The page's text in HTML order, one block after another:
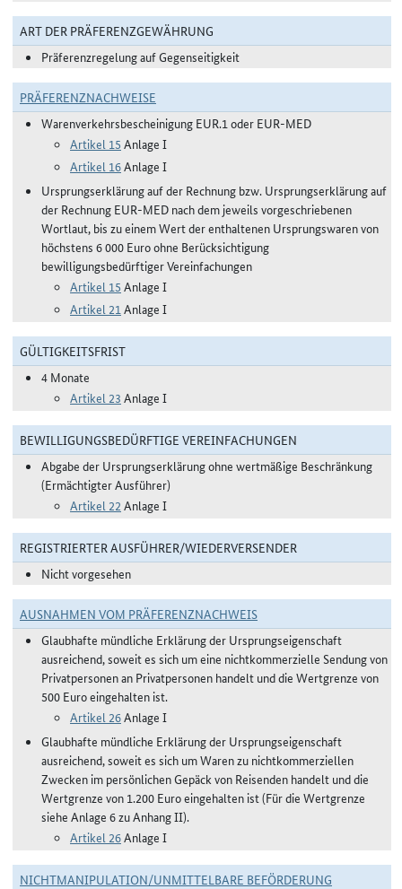
ART DER PRÄFERENZGEWÄHRUNG
Präferenzregelung auf Gegenseitigkeit
PRÄFERENZNACHWEISE
Warenverkehrsbescheinigung EUR.1 oder EUR-MED
Artikel 15 Anlage I
Artikel 16Anlage I
Ursprungserklärung auf der Rechnung bzw. Ursprungserklärung auf
der Rechnung EUR-MED nach dem jeweils vorgeschriebenen
Wortlaut, bis zu einem Wert der enthaltenen Ursprungswaren von
höchstens 6 000 Euro ohne Berücksichtigung
bewilligungsbedürftiger Vereinfachungen
Artikel 15 Anlage I
Artikel 21Anlage I
GÜLTIGKEITSFRIST
4 Monate
Artikel 23 Anlage I
BEWILLIGUNGSBEDÜRFTIGE VEREINFACHUNGEN
Abgabe der Ursprungserklärung ohne wertmäßige Beschränkung
(Ermächtigter Ausführer)
Artikel 22 Anlage I
REGISTRIERTER AUSFÜHRER/WIEDERVERSENDER
Nicht vorgesehen
AUSNAHMEN VOM PRÄFERENZNACHWEIS
Glaubhafte mündliche Erklärung der Ursprungseigenschaft
ausreichend, soweit es sich um eine nichtkommerzielle Sendung von
Privatpersonen an Privatpersonen handelt und die Wertgrenze von
500 Euro eingehalten ist.
Artikel 26Anlage I
Glaubhafte mündliche Erklärung der Ursprungseigenschaft
ausreichend, soweit es sich um Waren zu nichtkommerziellen
Zwecken im persönlichen Gepäck von Reisenden handelt und die
Wertgrenze von 1.200 Euro eingehalten ist (Für die Wertgrenze
siehe Anlage 6 zu Anhang II).
Artikel 26Anlage I
NICHTMANIPULATION/UNMITTELBARE BEFÖRDERUNG